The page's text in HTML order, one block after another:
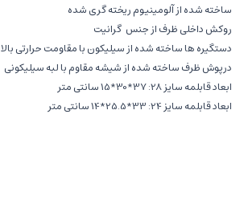
ساخته شده از آلومینیوم ریخته گری شده
روکش داخلی ظرف از جنس گرانیت
دستگیره ها ساخته شده از سیلیکون با مقاومت حرارتی بالا
درپوش ظرف ساخته شده از شیشه مقاوم با لبه سیلیکونی
ابعاد قابلمه سایز 28: 37*30*15 سانتی متر
ابعاد قابلمه سایز 24: 33*25.5*14 سانتی متر